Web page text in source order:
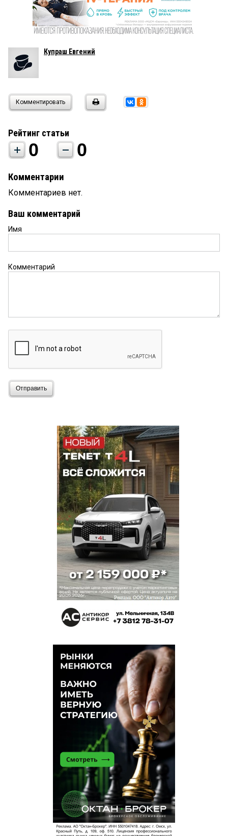
Купраш Евгений
Комментировать
Рейтинг статьи
0 0
Комментарии
Комментариев нет.
Ваш комментарий
Имя
Комментарий
Отправить